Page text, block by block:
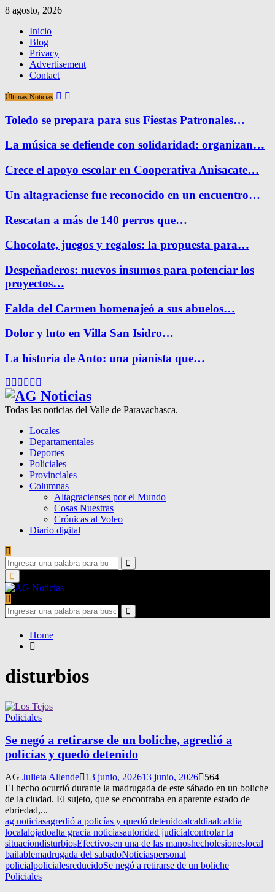
8 agosto, 2026
Inicio
Blog
Privacy
Advertisement
Contact
Últimas Noticias
Toledo se prepara para sus Fiestas Patronales…
La música se defiende con solidaridad: organizan…
Crece el apoyo escolar en Cooperativa Anisacate…
Un altagraciense fue reconocido en un encuentro…
Rescatan a más de 140 perros que…
Chocolate, juegos y regalos: la propuesta para…
Despeñaderos: nuevos insumos para potenciar los
proyectos…
Falda del Carmen homenajeó a sus abuelos…
Dolor y luto en Villa San Isidro…
La historia de Anto: una pianista que…
Facebook
Twitter
Instagram
Pinterest
Google
Todas las noticias del Valle de Paravachasca.
Locales
Departamentales
Deportes
Policiales
Provinciales
Columnas
Altagracienses por el Mundo
Cosas Nuestras
Crónicas al Voleo
Diario digital
Search
for:
Search
Primary
Menu
Search
for:
Search
Home
disturbios
Policiales
Se negó a retirarse de un boliche, agredió a
policías y quedó detenido
AG Julieta Allende 13 junio, 202613 junio, 2026
564
El hecho ocurrió durante la madrugada de este sábado en un boliche
de la ciudad. El sujeto, que se encontraba en aparente estado de
ebriedad,...
ag noticiasagredió a policías y quedó detenidoalcaldiaalcaldia
localalojadoalta gracia noticiasautoridad judicialcontrolar la
situaciondisturbiosEfectivosen una de las manoshecholesioneslocal
bailablemadrugada del sabadoNoticiaspersonal
policialpolicialesreducidoSe negó a retirarse de un boliche
Policiales